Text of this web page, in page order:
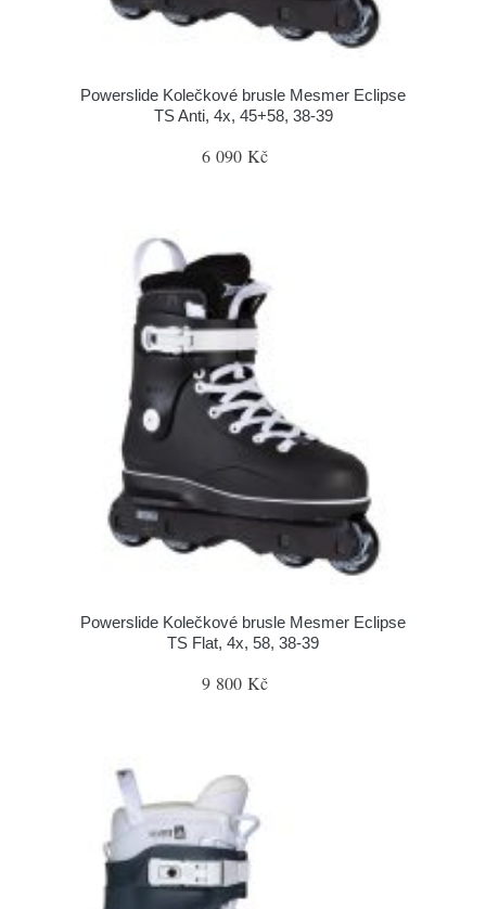
Powerslide Kolečkové brusle Mesmer Eclipse
TS Anti, 4x, 45+58, 38-39
6 090 Kč
Powerslide Kolečkové brusle Mesmer Eclipse
TS Flat, 4x, 58, 38-39
9 800 Kč